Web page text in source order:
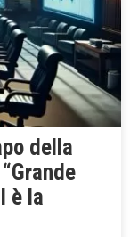
della
è la